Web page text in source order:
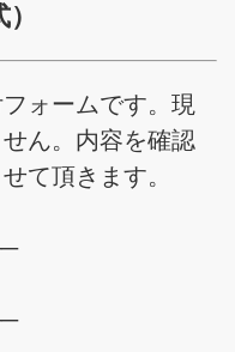
ォームです。現
ん。内容を確認
て頂きます。